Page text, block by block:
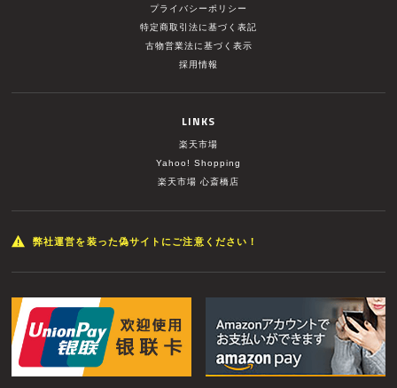
プライバシーポリシー
特定商取引法に基づく表記
古物営業法に基づく表示
採用情報
LINKS
楽天市場
Yahoo! Shopping
楽天市場 心斎橋店
弊社運営を装った偽サイトにご注意ください！